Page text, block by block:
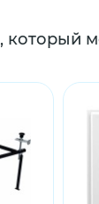
, который